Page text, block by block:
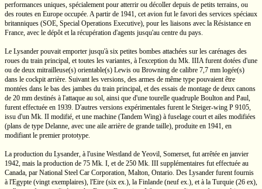
performances uniques, spécialement pour atterrir ou décoller depuis de petits terrains, ou
des routes en Europe occupée. A partir de 1941, cet avion fut le favori des services spéciaux
britanniques (SOE, Special Operations Executive), pour les liaisons avec la Résistance en
France, avec le dépôt et la récupération d'agents jusqu'au centre du pays.
Le Lysander pouvait emporter jusqu'à six petites bombes attachées sur les carénages des
roues du train principal, et toutes les variantes, à l'exception du Mk. IIIAfurent dotées d'une
ou de deux mitrailleuse(s) orientable(s) Lewis ou Browning de calibre 7,7 mm logée(s)
dans le cockpit arrière. Suivant les versions, des armes de même type pouvaient être
montées dans le bas des jambes du train principal, et des essais de montage de deux canons
de 20 mm destinés à l'attaque au sol, ainsi que d'une tourelle quadruple Boulton and Paul,
furent effectuée en 1939. D'autres versions expérimentales furent le Steiger-wing P 9105,
issu d'un Mk. II modifié, et une machine (Tandem Wing) à fuselage court et ailes modifiées
(plans de type Delanne, avec une aile arrière de grande taille), produite en 1941, en
modifiant le premier prototype.
La production du Lysander, à l'usine Westland de Yeovil, Somerset, fut arrêtée en janvier
1942, mais la production de 75 Mk. I, et de 250 Mk. III supplémentaires fut effectuée au
Canada, par National Steel Car Corporation, Malton, Ontario. Des Lysander furent fournis
à l'Egypte (vingt exemplaires), l'Eire (six ex.), la Finlande (neuf ex.), et à la Turquie (26 ex),